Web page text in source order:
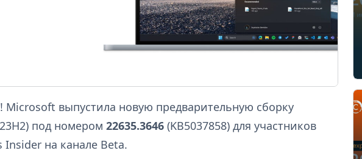
Microsoft выпустила новую предварительную сборку
под номером 22635.3646 (KB5037858) для участников
на канале Beta.